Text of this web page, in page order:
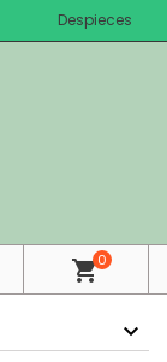
Despieces
shopping_cart0